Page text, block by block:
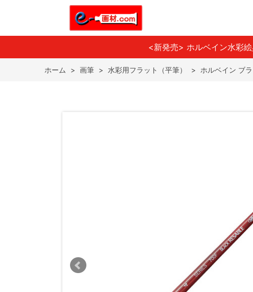
<新発売> ホルベイン水彩
ホーム > 画筆 > 水彩用フラット（平筆） > ホルベイン ブ